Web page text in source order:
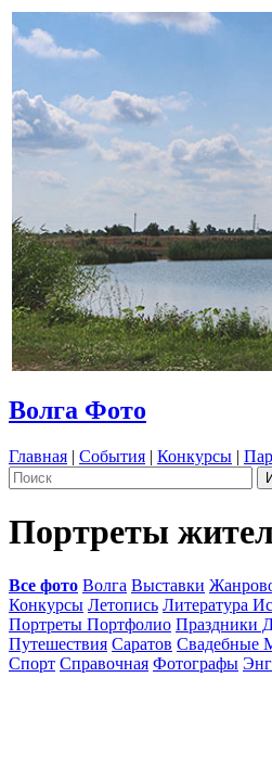
Волга Фото
Главная | События | Конкурсы |
Портреты
Все фото Волга Выставки
Конкурсы Летопись Литература
Портреты Портфолио Праздники
Путешествия Саратов Свадебные
Спорт Справочная Фотографы